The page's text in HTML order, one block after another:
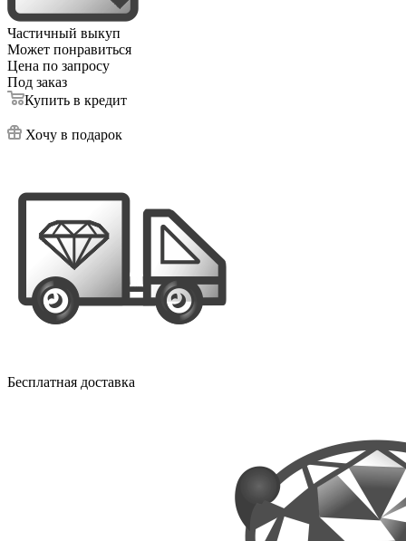
Частичный выкуп
Может понравиться
Цена по запросу
Под заказ
Купить в кредит
Хочу в подарок
Бесплатная доставка